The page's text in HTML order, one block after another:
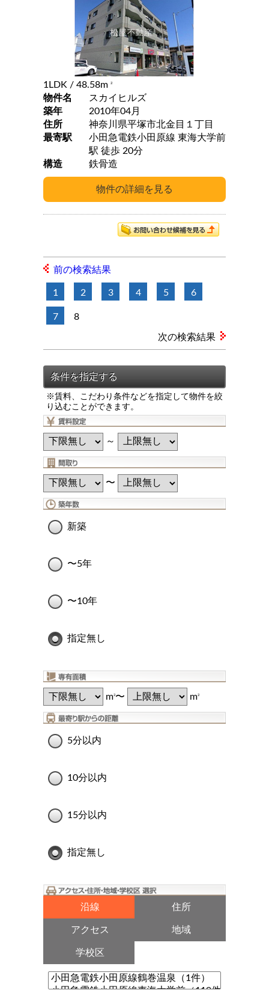
1LDK / 48.58m 2
物件名
スカイヒルズ
築年
2010年04月
住所
神奈川県平塚市北金目１丁目
最寄駅
小田急電鉄小田原線 東海大学前
駅 徒歩 20分
構造
鉄骨造
前の検索結果
1 2 3 4 5 6
7 8
※賃料、こだわり条件などを指定して物件を絞
り込むことができます。
～
〜
新築
〜5年
〜10年
指定無し
m2〜 m2
5分以内
10分以内
15分以内
指定無し
沿線 住所
アクセス 地域
学校区